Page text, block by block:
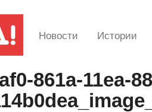
Новости Истории
861a-11ea-